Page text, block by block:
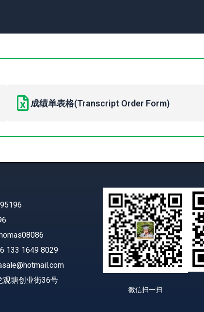
成绩单表格(Transcript Order Form)
133 1649 8029
观塘创业街36号
微信扫一扫